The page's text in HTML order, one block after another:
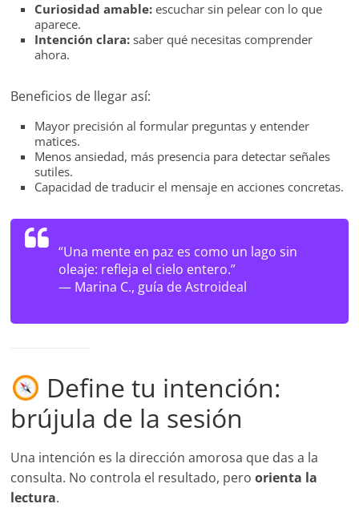
Curiosidad amable: escuchar sin pelear con lo que
aparece.
Intención clara: saber qué necesitas comprender
ahora.
Beneficios de llegar así:
Mayor precisión al formular preguntas y entender
matices.
Menos ansiedad, más presencia para detectar señales
sutiles.
Capacidad de traducir el mensaje en acciones concretas.
“Una mente en paz es como un lago sin
oleaje: refleja el cielo entero.”
— Marina C., guía de Astroideal
Define tu intención:
brújula de la sesión
Una intención es la dirección amorosa que das a la
consulta. No controla el resultado, peroorienta la
lectura.